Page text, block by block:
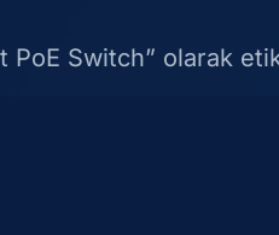
PoE Switch” olarak